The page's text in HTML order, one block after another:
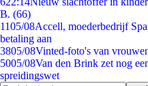
B. (66)
1105/08Accell, moederbedrijf
betaling aan
3805/08Vinted-foto's van
5005/08Van den Brink zet nog
spreidingswet